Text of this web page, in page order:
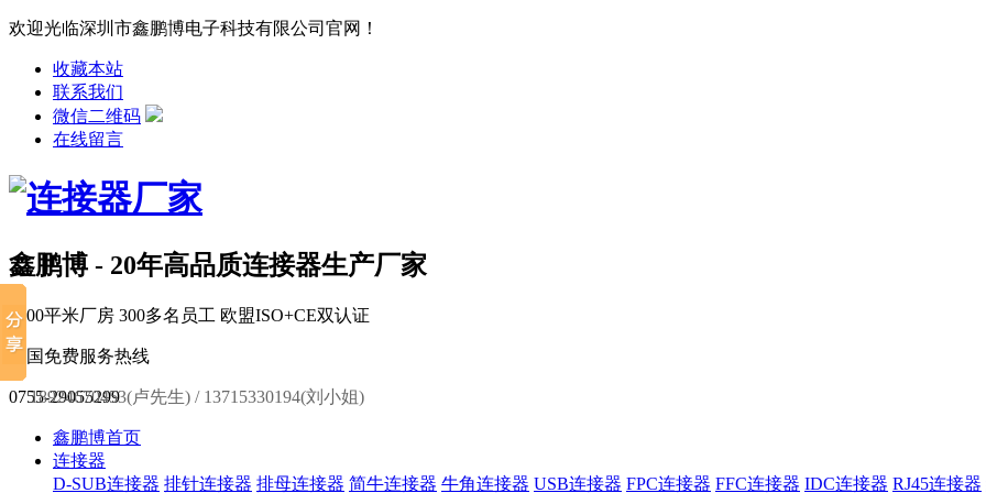
欢迎光临深圳市鑫鹏博电子科技有限公司官网！
收藏本站
联系我们
微信二维码
在线留言
鑫鹏博 - 20年高品质连接器生产厂家
6000平米厂房 300多名员工 欧盟ISO+CE双认证
全国免费服务热线
0755-29055299
18924670453(卢先生) / 13715330194(刘小姐)
鑫鹏博首页
连接器
D-SUB连接器 排针连接器 排母连接器 简牛连接器 牛角连接器 USB连接器 FPC连接器 FFC连接器 IDC连接器 RJ45连接器